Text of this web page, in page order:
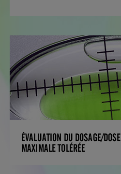
ÉVALUATION DU DOSAGE/DOSE
MAXIMALE TOLÉRÉE